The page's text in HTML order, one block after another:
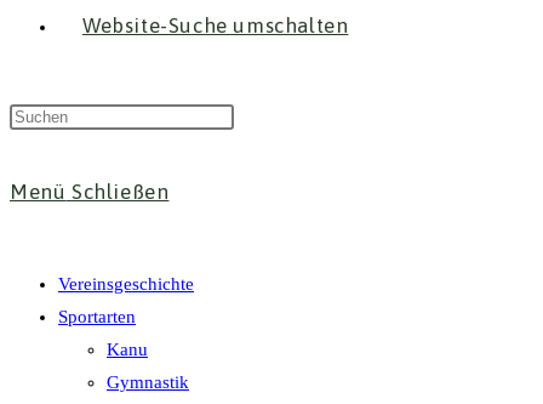
Website-Suche umschalten
Menü Schließen
Vereinsgeschichte
Sportarten
Kanu
Gymnastik